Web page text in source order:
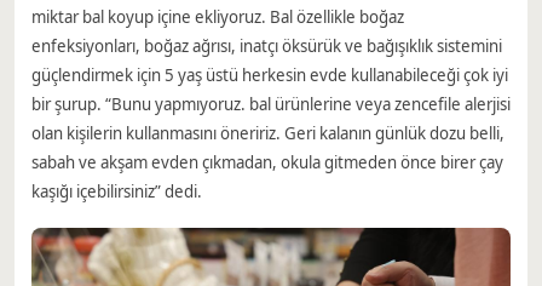
miktar bal koyup içine ekliyoruz. Bal özellikle boğaz
enfeksiyonları, boğaz ağrısı, inatçı öksürük ve bağışıklık sistemini
güçlendirmek için 5 yaş üstü herkesin evde kullanabileceği çok iyi
bir şurup. “Bunu yapmıyoruz. bal ürünlerine veya zencefile alerjisi
olan kişilerin kullanmasını öneririz. Geri kalanın günlük dozu belli,
sabah ve akşam evden çıkmadan, okula gitmeden önce birer çay
kaşığı içebilirsiniz” dedi.